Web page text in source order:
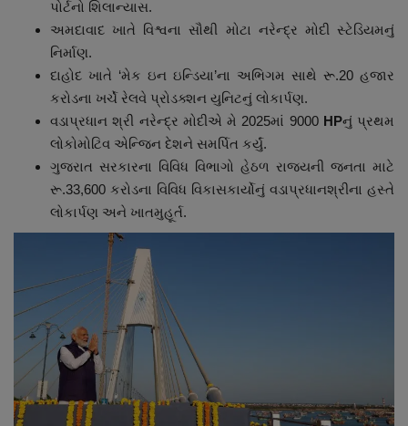
પોર્ટનો શિલાન્યાસ.
અમદાવાદ ખાતે વિશ્વના સૌથી મોટા નરેન્દ્ર મોદી સ્ટેડિયમનું
નિર્માણ.
દાહોદ ખાતે ‘મેક ઇન ઇન્ડિયા’ના અભિગમ સાથે રૂ.20 હજાર
કરોડના ખર્ચે રેલવે પ્રોડક્શન યુનિટનું લોકાર્પણ.
વડાપ્રધાન શ્રી નરેન્દ્ર મોદીએ મે 2025માં 9000 HPનું પ્રથમ
લોકોમોટિવ એન્જિન દેશને સમર્પિત કર્યું.
ગુજરાત સરકારના વિવિધ વિભાગો હેઠળ રાજ્યની જનતા માટે
રૂ.33,600 કરોડના વિવિધ વિકાસકાર્યોનું વડાપ્રધાનશ્રીના હસ્તે
લોકાર્પણ અને ખાતમુહૂર્ત.